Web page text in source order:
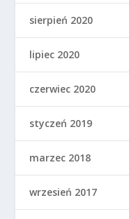
sierpień 2020
lipiec 2020
czerwiec 2020
styczeń 2019
marzec 2018
wrzesień 2017